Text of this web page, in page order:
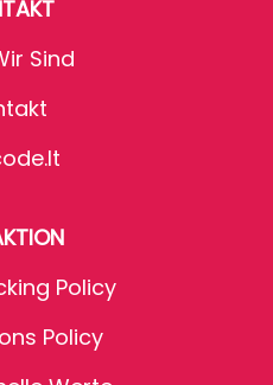
Sind
Policy
Policy